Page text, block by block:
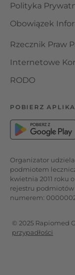
Polityka
Obowiązek
Rzecznik Praw
Internetowe
RODO
POBIERZ
Organizator
podmiotem
kwietnia 2011 roku
rejestru podmiotów
numerem:
© 2025 Rapiomed
przypadłości